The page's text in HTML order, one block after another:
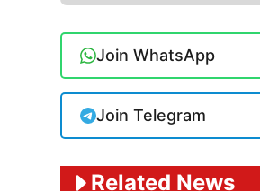
Join WhatsApp
Join Telegram
Related News